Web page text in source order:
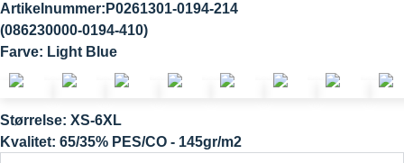
Artikelnummer:P0261301-0194-214
(086230000-0194-410)
Farve: Light Blue
Størrelse: XS-6XL
Kvalitet: 65/35% PES/CO - 145gr/m2